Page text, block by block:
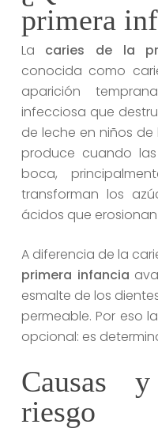
primera
La caries de la
conocida como
aparición
infecciosa que
de leche en niños de
produce cuando
boca,
transforman los
ácidos que
A diferencia de la
primera infancia
esmalte de los
permeable. Por eso
opcional: es
Causas
riesgo